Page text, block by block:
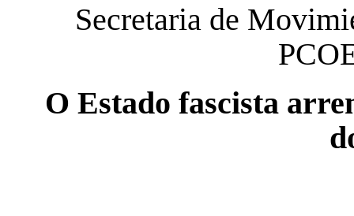
Secretaria de
O Estado fascista